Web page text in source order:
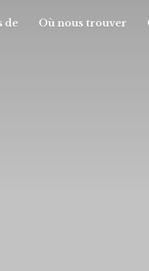
de Où nous trouver